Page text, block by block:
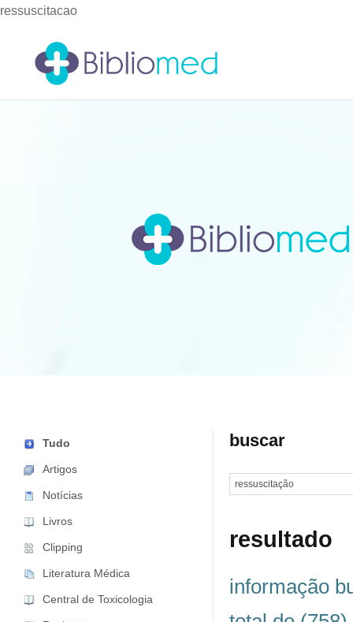
ressuscitacao
Tudo
Artigos
Notícias
Livros
Clipping
Literatura Médica
Central de Toxicologia
buscar
resultado
informação